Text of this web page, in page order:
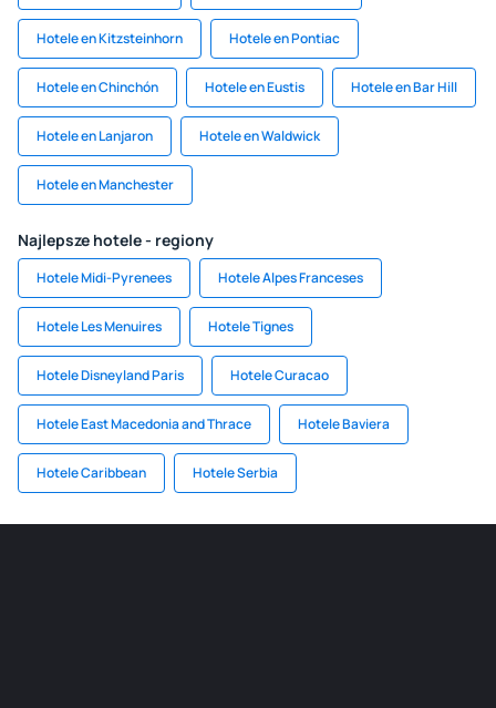
Hotele en Kitzsteinhorn Hotele en Pontiac
Hotele en Chinchón Hotele en Eustis Hotele en Bar Hill
Hotele en Lanjaron Hotele en Waldwick
Hotele en Manchester
Najlepsze hotele - regiony
Hotele Midi-Pyrenees Hotele Alpes Franceses
Hotele Les Menuires Hotele Tignes
Hotele Disneyland Paris Hotele Curacao
Hotele East Macedonia and Thrace Hotele Baviera
Hotele Caribbean Hotele Serbia